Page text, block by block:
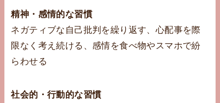
精神・感情的な習慣
ネガティブな自己批判を繰り返す、心配事を際
限なく考え続ける、感情を食べ物やスマホで紛
らわせる
社会的・行動的な習慣